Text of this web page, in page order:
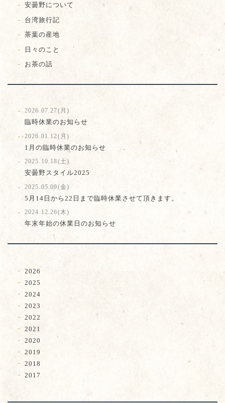
安曇野について
台湾旅行記
茶葉の産地
日々のこと
お茶の話
2026.07.27(月)
臨時休業のお知らせ
2026.01.12(月)
1月の臨時休業のお知らせ
2025.10.18(土)
安曇野スタイル2025
2025.05.09(金)
5月14日から22日まで臨時休業させて頂きます。
2024.12.26(木)
年末年始の休業日のお知らせ
2026
2025
2024
2023
2022
2021
2020
2019
2018
2017